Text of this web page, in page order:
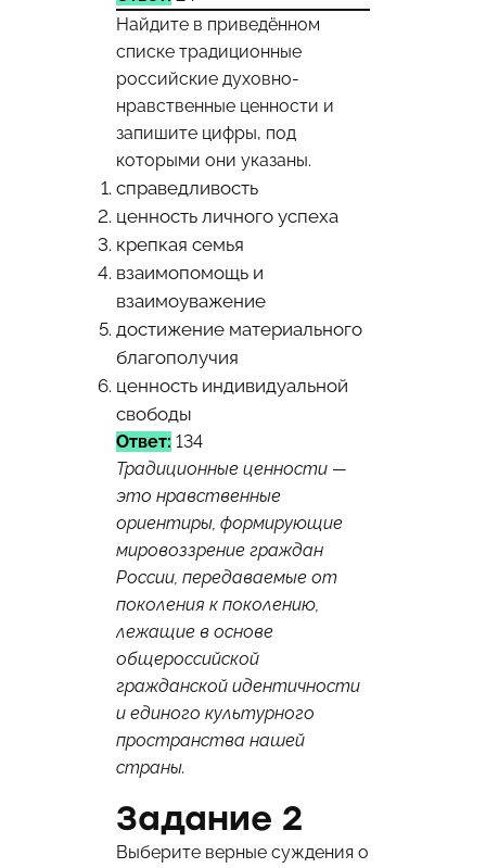
Найдите в приведённом
списке традиционные
российские духовно-
нравственные ценности и
запишите цифры, под
которыми они указаны.
справедливость
ценность личного успеха
крепкая семья
взаимопомощь и
взаимоуважение
достижение материального
благополучия
ценность индивидуальной
свободы
Ответ: 134
Традиционные ценности —
это нравственные
ориентиры, формирующие
мировоззрение граждан
России, передаваемые от
поколения к поколению,
лежащие в основе
общероссийской
гражданской идентичности
и единого культурного
пространства нашей
страны.
Задание 2
Выберите верные суждения о